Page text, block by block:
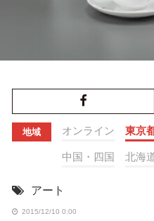
地域 オンライン 東京
中国・四国 北海
アート
2015/12/10 0:00